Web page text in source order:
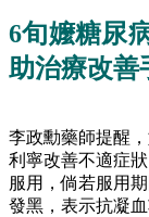
6旬嬤糖尿
助治療改善
李政勳藥師提醒
利寧改善不適症
服用，倘若服用
發黑，表示抗凝